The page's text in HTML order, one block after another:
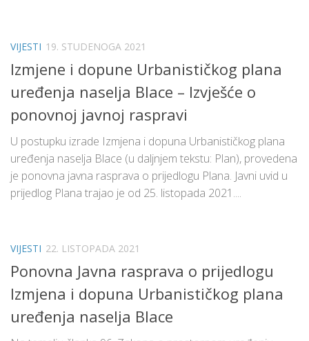
VIJESTI 19. STUDENOGA 2021
Izmjene i dopune Urbanističkog plana
uređenja naselja Blace – Izvješće o
ponovnoj javnoj raspravi
U postupku izrade Izmjena i dopuna Urbanističkog plana
uređenja naselja Blace (u daljnjem tekstu: Plan), provedena
je ponovna javna rasprava o prijedlogu Plana. Javni uvid u
prijedlog Plana trajao je od 25. listopada 2021....
VIJESTI 22. LISTOPADA 2021
Ponovna Javna rasprava o prijedlogu
Izmjena i dopuna Urbanističkog plana
uređenja naselja Blace